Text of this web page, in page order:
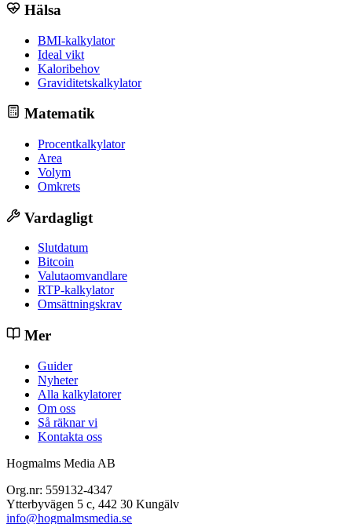
Hälsa
BMI-kalkylator
Ideal vikt
Kaloribehov
Graviditetskalkylator
Matematik
Procentkalkylator
Area
Volym
Omkrets
Vardagligt
Slutdatum
Bitcoin
Valutaomvandlare
RTP-kalkylator
Omsättningskrav
Mer
Guider
Nyheter
Alla kalkylatorer
Om oss
Så räknar vi
Kontakta oss
Hogmalms Media AB
Org.nr: 559132-4347
Ytterbyvägen 5 c, 442 30 Kungälv
info@hogmalmsmedia.se